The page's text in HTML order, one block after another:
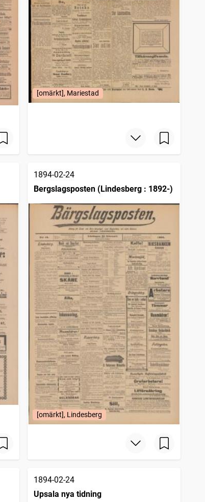
[omärkt], Mariestad
1894-02-24
Bergslagsposten (Lindesberg : 1892-)
[omärkt], Lindesberg
1894-02-24
Upsala nya tidning